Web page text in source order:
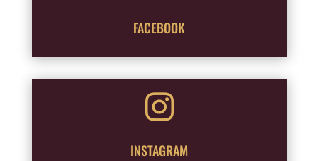
FACEBOOK

INSTAGRAM